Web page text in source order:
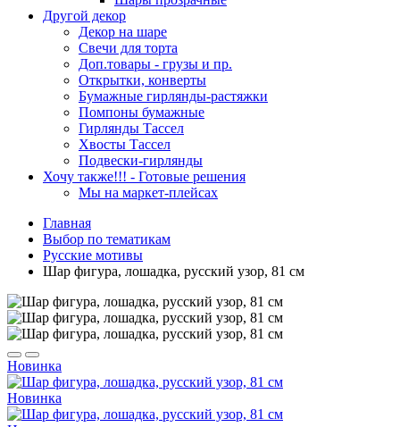
Другой декор
Декор на шаре
Свечи для торта
Доп.товары - грузы и пр.
Открытки, конверты
Бумажные гирлянды-растяжки
Помпоны бумажные
Гирлянды Тассел
Хвосты Тассел
Подвески-гирлянды
Хочу также!!! - Готовые решения
Мы на маркет-плейсах
Главная
Выбор по тематикам
Русские мотивы
Шар фигура, лошадка, русский узор, 81 см
Новинка
Новинка